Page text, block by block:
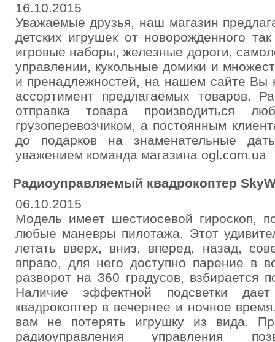
16.10.2015
Уважаемые друзья, наш магазин
детских игрушек от новорожденного
игровые наборы, железные дороги,
управлении, кукольные домики и
и пренадлежностей, на нашем сайте Вы
ассортимент предлагаемых товаров.
отправка товара производиться
грузоперевозчиком, а постоянным
до подарков на знаменательные
уважением команда магазина ogl.com.ua
Радиоуправляемый квадрокоптер
06.10.2015
Модель имеет шестиосевой гироскоп,
любые маневры пилотажа. Этот
летать вверх, вниз, вперед, назад,
вправо, для него доступно парение в
разворот на 360 градусов, взбирается
Наличие эффектной подсветки дает
квадрокоптер в вечернее и ночное
вам не потерять игрушку из вида.
радиоуправления управления